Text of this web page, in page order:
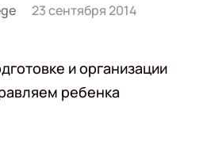
23 сентября 2014
и организации
ребенка